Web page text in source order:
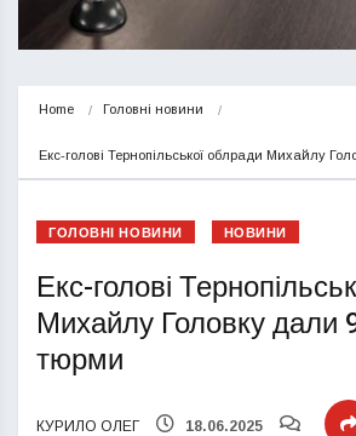
Home Головні новини
Екс-голові Тернопільської облради Михайлу
ГОЛОВНІ НОВИНИ НОВИНИ
Екс-голові
Михайлу Головку дали
тюрми
КУРИЛО ОЛЕГ 18.06.2025